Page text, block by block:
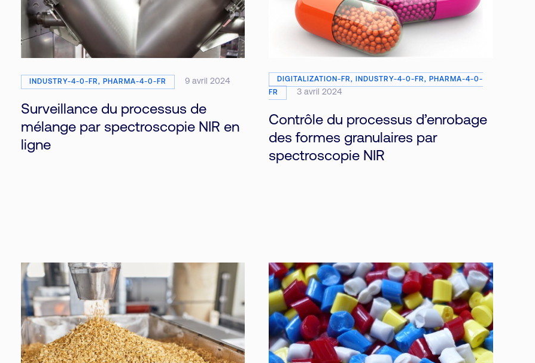
INDUSTRY-4-0-FR, PHARMA-4-0-FR 9 avril 2024
Surveillance du processus de
mélange par spectroscopie NIR en
ligne
DIGITALIZATION-FR, INDUSTRY-4-0-FR, PHARMA-4-0-
FR
3 avril 2024
Contrôle du processus d’enrobage
des formes granulaires par
spectroscopie NIR